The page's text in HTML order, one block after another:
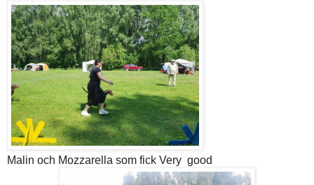
Malin och Mozzarella som fick Very good